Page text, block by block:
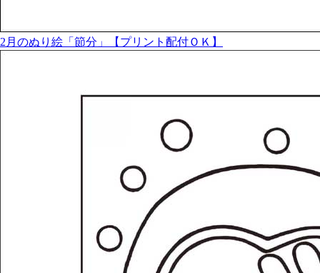
2月のぬり絵「節分」【プリント配付ＯＫ】